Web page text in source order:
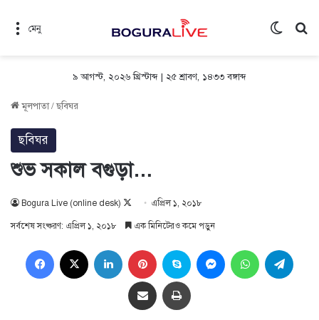
মেনু
৯ আগস্ট, ২০২৬ খ্রিস্টাব্দ | ২৫ শ্রাবণ, ১৪৩৩ বঙ্গাব্দ
মূলপাতা/ছবিঘর
ছবিঘর
শুভ সকাল বগুড়া…
Bogura Live (online desk)
Follow
on
এপ্রিল ১, ২০১৮
সর্বশেষ সংষ্করণ: এপ্রিল ১, ২০১৮ এক মিনিটেরও কমে পড়ুন
Facebook LinkedIn Pinterest Skype MessengerWhatsApp
Share via Email প্রিন্ট